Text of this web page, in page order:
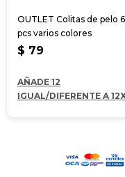
OUTLET Colitas de pelo 6
pcs varios colores
$ 79
AÑADE 12
IGUAL/DIFERENTE A